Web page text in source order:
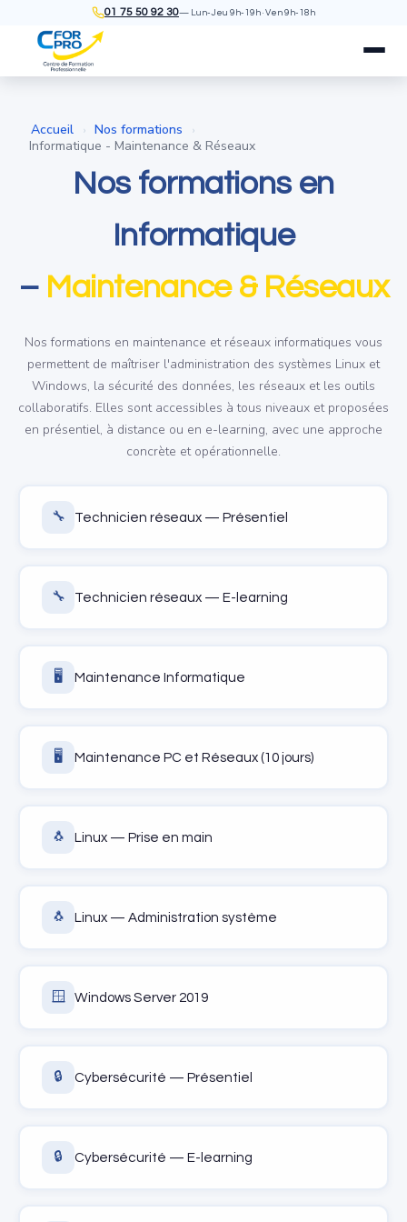
01 75 50 92 30— Lun-Jeu 9h-19h · Ven 9h-18h
Accueil › Nos formations ›
Informatique - Maintenance & Réseaux
Nos formations en
Informatique
– Maintenance & Réseaux
Nos formations en maintenance et réseaux informatiques vous
permettent de maîtriser l'administration des systèmes Linux et
Windows, la sécurité des données, les réseaux et les outils
collaboratifs. Elles sont accessibles à tous niveaux et proposées
en présentiel, à distance ou en e-learning, avec une approche
concrète et opérationnelle.
🔧 Technicien réseaux — Présentiel
🔧 Technicien réseaux — E-learning
🖥️ Maintenance Informatique
🖥️ Maintenance PC et Réseaux (10 jours)
🐧 Linux — Prise en main
🐧 Linux — Administration système
🪟 Windows Server 2019
🔒 Cybersécurité — Présentiel
🔒 Cybersécurité — E-learning